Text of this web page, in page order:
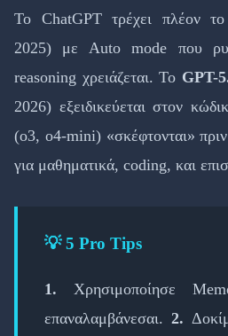
Το ChatGPT τρέχει πλέον το
2025) με Auto mode που
reasoning χρειάζεται. Το GPT-
2026) εξειδικεύεται στον
(o3, o4-mini) «σκέφτονται»
για μαθηματικά, coding, και
💡 5 Pro Tips
1. Χρησιμοποίησε
επαναλαμβάνεσαι.2.